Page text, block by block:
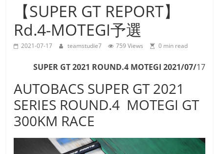
Team
Studie
M4GT3
【SUPER GT REPORT】
Rd.4-MOTEGI予選
2021-07-17 teamstudie7 759 Views 0 min read
SUPER GT 2021 ROUND.4 MOTEGI 2021/07/17
AUTOBACS SUPER GT 2021
SERIES ROUND.4 MOTEGI GT
300KM RACE